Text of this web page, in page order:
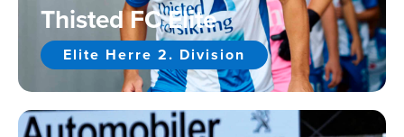
Thisted FC Elite
Elite Herre 2. Division